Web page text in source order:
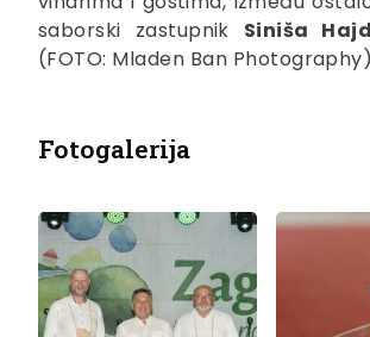
saborski zastupnik Siniša
(FOTO: Mladen Ban Photography)
Fotogalerija